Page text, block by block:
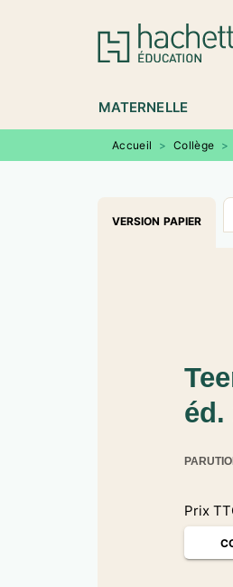
MENU
MATERNELLE
Accueil > Collège >
VERSION PAPIER
éd.
Prix